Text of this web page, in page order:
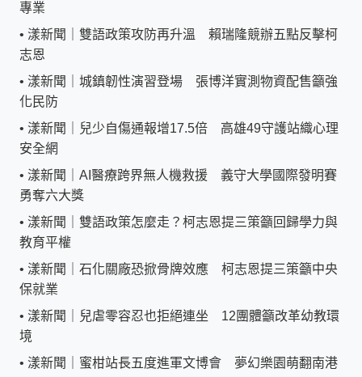
專業
• 漾新聞｜雙語政策攻防再升溫 賴瑞隆競辦五點反擊柯
志恩
• 漾新聞｜城鎮韌性演習登場 張博洋實測物資配售籲強
化民防
• 漾新聞｜兒少自傷通報增17.5倍 高雄49守護站織心理
安全網
• 漾新聞｜AI醫療跨界無人機救援 義守大學國際發明賽
勇奪六大獎
• 漾新聞｜雙語政策怎麼走？柯志恩提三策籲回歸學力與
教育平權
• 漾新聞｜石化關廠恐掀骨牌效應 柯志恩提三策籲中央
保就業
• 漾新聞｜兒虐零容忍也拒絕連坐 12團體籲改革幼教環
境
• 漾新聞｜蜜柑站長五度進軍文博會 夢幻樂園萌翻南港